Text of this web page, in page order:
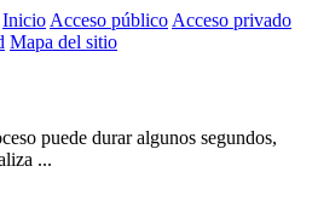
Inicio Acceso público Acceso privado
Mapa del sitio
puede durar algunos segundos,
...